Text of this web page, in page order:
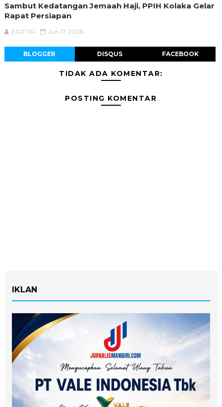
Sambut Kedatangan Jemaah Haji, PPIH Kolaka Gelar
Rapat Persiapan
EDITOR Jun 17, 2026
BLOGGER DISQUS FACEBOOK
TIDAK ADA KOMENTAR:
POSTING KOMENTAR
IKLAN